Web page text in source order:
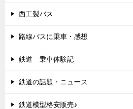
西工製バス
路線バスに乗車・感想
鉄道 乗車体験記
鉄道の話題・ニュース
鉄道模型格安販売♪